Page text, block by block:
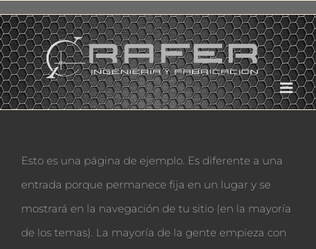
Saltar
al
contenido
Esto es una página de ejemplo. Es diferente a una
entrada porque permanece fija en un lugar y se
mostrará en la navegación de tu sitio (en la mayoría
de los temas). La mayoría de la gente empieza con